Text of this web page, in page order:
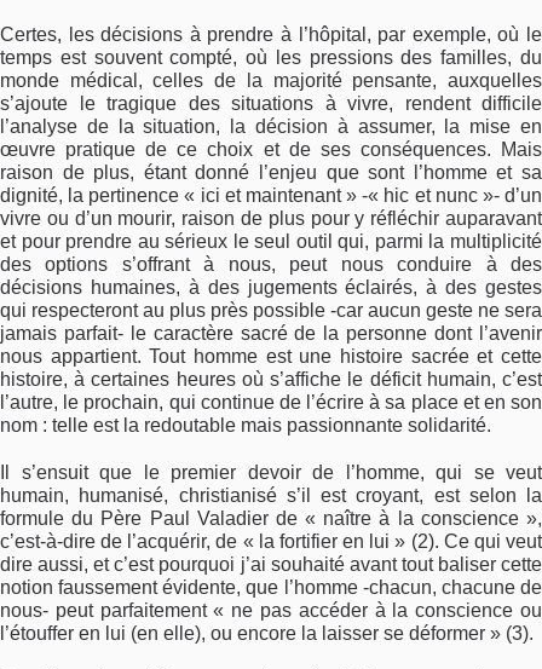
Certes, les décisions à prendre à l’hôpital, par exemple, où le
temps est souvent compté, où les pressions des familles, du
monde médical, celles de la majorité pensante, auxquelles
s’ajoute le tragique des situations à vivre, rendent difficile
l’analyse de la situation, la décision à assumer, la mise en
œuvre pratique de ce choix et de ses conséquences. Mais
raison de plus, étant donné l’enjeu que sont l’homme et sa
dignité, la pertinence « ici et maintenant » -« hic et nunc »- d’un
vivre ou d’un mourir, raison de plus pour y réfléchir auparavant
et pour prendre au sérieux le seul outil qui, parmi la multiplicité
des options s’offrant à nous, peut nous conduire à des
décisions humaines, à des jugements éclairés, à des gestes
qui respecteront au plus près possible -car aucun geste ne sera
jamais parfait- le caractère sacré de la personne dont l’avenir
nous appartient. Tout homme est une histoire sacrée et cette
histoire, à certaines heures où s’affiche le déficit humain, c’est
l’autre, le prochain, qui continue de l’écrire à sa place et en son
nom : telle est la redoutable mais passionnante solidarité.
Il s’ensuit que le premier devoir de l’homme, qui se veut
humain, humanisé, christianisé s’il est croyant, est selon la
formule du Père Paul Valadier de « naître à la conscience »,
c’est-à-dire de l’acquérir, de « la fortifier en lui » (2). Ce qui veut
dire aussi, et c’est pourquoi j’ai souhaité avant tout baliser cette
notion faussement évidente, que l’homme -chacun, chacune de
nous- peut parfaitement « ne pas accéder à la conscience ou
l’étouffer en lui (en elle), ou encore la laisser se déformer » (3).